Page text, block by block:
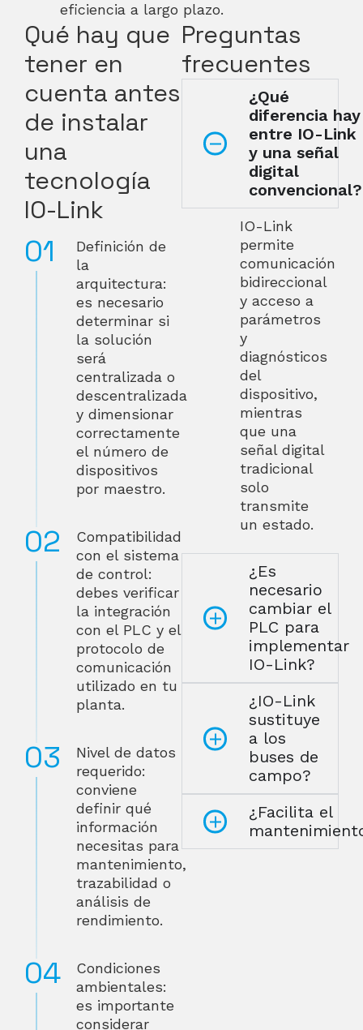
eficiencia a largo plazo.
Qué hay que
tener en
cuenta antes
de instalar
una
tecnología
IO-Link
Definición de
la
arquitectura:
es necesario
determinar si
la solución
será
centralizada o
descentralizada
y dimensionar
correctamente
el número de
dispositivos
por maestro.
Compatibilidad
con el sistema
de control:
debes verificar
la integración
con el PLC y el
protocolo de
comunicación
utilizado en tu
planta.
Nivel de datos
requerido:
conviene
definir qué
información
necesitas para
mantenimiento,
trazabilidad o
análisis de
rendimiento.
Condiciones
ambientales:
es importante
considerar
Preguntas
frecuentes
¿Qué
diferencia hay
entre IO-Link
y una señal
digital
convencional?
IO-Link
permite
comunicación
bidireccional
y acceso a
parámetros
y
diagnósticos
del
dispositivo,
mientras
que una
señal digital
tradicional
solo
transmite
un estado.
¿Es
necesario
cambiar el
PLC para
implementar
IO-Link?
¿IO-Link
sustituye
a los
buses de
campo?
¿Facilita el